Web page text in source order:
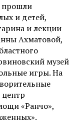
прошли
и детей,
и лекции
Ахматовой,
музей
игры. На
«Ранчо»,